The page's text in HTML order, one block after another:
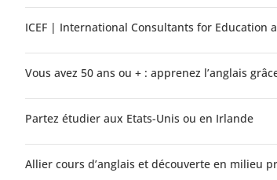
ICEF | International Consultants for Education
Vous avez 50 ans ou + : apprenez l’anglais
Partez étudier aux Etats-Unis ou en Irlande
Allier cours d’anglais et découverte en milieu